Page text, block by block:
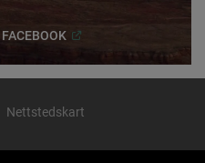
FACEBOOK( Open in a new window
Nettstedskart